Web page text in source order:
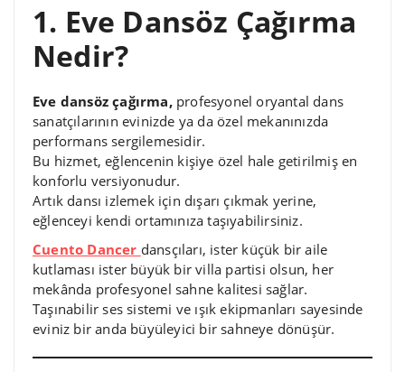
1. Eve Dansöz Çağırma
Nedir?
Eve dansöz çağırma,profesyonel oryantal dans
sanatçılarının evinizde ya da özel mekanınızda
performans sergilemesidir.
Bu hizmet, eğlencenin kişiye özel hale getirilmiş en
konforlu versiyonudur.
Artık dansı izlemek için dışarı çıkmak yerine,
eğlenceyi kendi ortamınıza taşıyabilirsiniz.
Cuento Dancer dansçıları, ister küçük bir aile
kutlaması ister büyük bir villa partisi olsun, her
mekânda profesyonel sahne kalitesi sağlar.
Taşınabilir ses sistemi ve ışık ekipmanları sayesinde
eviniz bir anda büyüleyici bir sahneye dönüşür.